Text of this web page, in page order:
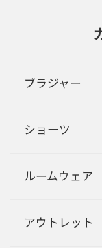
ブラジャー
ショーツ
ルームウェア
アウトレット